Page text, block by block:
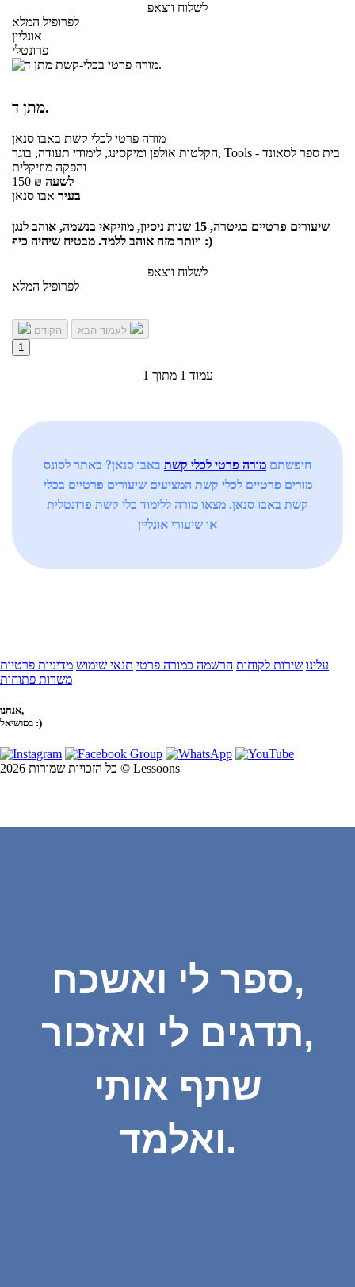
לשלוח ווצאפ
לפרופיל המלא
אונליין
פרונטלי
מתן ד.
מורה פרטי לכלי קשת באבו סנאן
הקלטות אולפן ומיקסינג, לימודי תעודה, בוגר, Tools - בית ספר לסאונד
והפקה מוזיקלית
150 ₪ לשעה
בעיר אבו סנאן
שיעורים פרטיים בגיטרה, 15 שנות ניסיון, מוזיקאי בנשמה, אוהב לנגן
ויותר מזה אוהב ללמד. מבטיח שיהיה כיף :)
לשלוח ווצאפ
לפרופיל המלא
הקודם
1
עמוד 1 מתוך 1
חיפשתם מורה פרטי לכלי קשת באבו סנאן? באתר לסונס
מורים פרטיים לכלי קשת המציעים שיעורים פרטיים בכלי
קשת באבו סנאן. מצאו מורה ללימוד כלי קשת פרונטלית
או שיעורי אונליין
עלינו שירות לקוחות הרשמה כמורה פרטי תנאי שימוש מדיניות פרטיות
משרות פתוחות
אנחנו,
בסושיאל :)
כל הזכויות שמורות 2026 © Lessoons
ספר לי ואשכח,
תדגים לי ואזכור,
שתף אותי
ואלמד.